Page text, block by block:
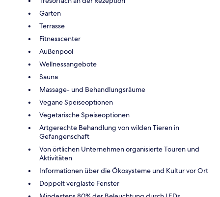
Garten
Terrasse
Fitnesscenter
Außenpool
Wellnessangebote
Sauna
Massage- und Behandlungsräume
Vegane Speiseoptionen
Vegetarische Speiseoptionen
Artgerechte Behandlung von wilden Tieren in
Gefangenschaft
Von örtlichen Unternehmen organisierte Touren und
Aktivitäten
Informationen über die Ökosysteme und Kultur vor Ort
Doppelt verglaste Fenster